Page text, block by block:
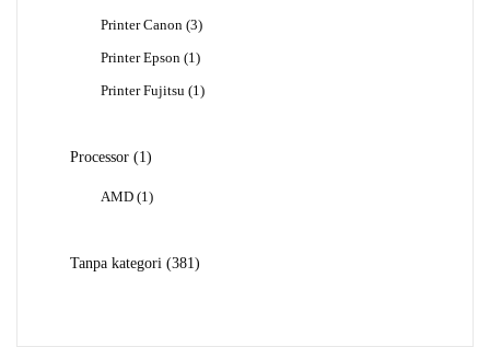
Printer Canon 33
Printer Epson 11
Printer Fujitsu 11
Processor 11
AMD 11
Tanpa kategori 381381